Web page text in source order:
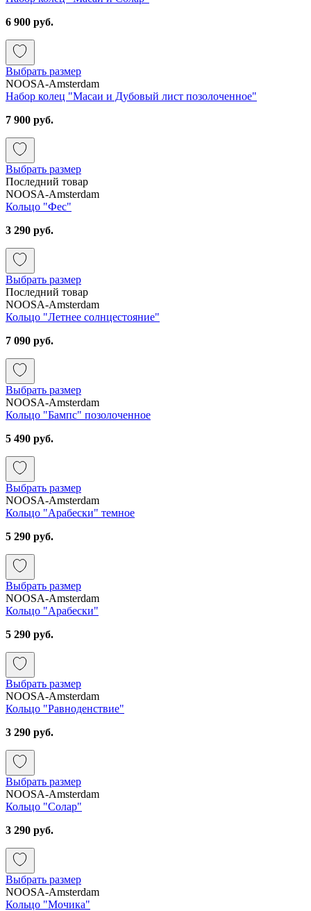
6 900 руб.
Выбрать размер
NOOSA-Amsterdam
Набор колец "Масаи и Дубовый лист позолоченное"
7 900 руб.
Выбрать размер
Последний товар
NOOSA-Amsterdam
Кольцо "Фес"
3 290 руб.
Выбрать размер
Последний товар
NOOSA-Amsterdam
Кольцо "Летнее солнцестояние"
7 090 руб.
Выбрать размер
NOOSA-Amsterdam
Кольцо "Бампс" позолоченное
5 490 руб.
Выбрать размер
NOOSA-Amsterdam
Кольцо "Арабески" темное
5 290 руб.
Выбрать размер
NOOSA-Amsterdam
Кольцо "Арабески"
5 290 руб.
Выбрать размер
NOOSA-Amsterdam
Кольцо "Равноденствие"
3 290 руб.
Выбрать размер
NOOSA-Amsterdam
Кольцо "Солар"
3 290 руб.
Выбрать размер
NOOSA-Amsterdam
Кольцо "Мочика"